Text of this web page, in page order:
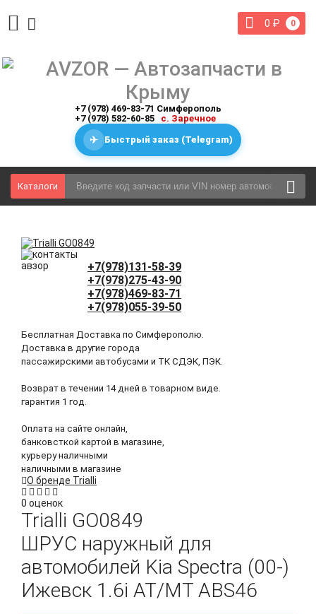
0 ₽ 0
+7 (978) 469-83-71 Симферополь
+7 (978) 582-60-85
с. Заречное
✈ Быстрый заказ (Telegram)
Каталоги
+7(978)131-58-39
+7(978)275-43-90
+7(978)469-83-71
+7(978)055-39-50
Бесплатная Доставка по Симферополю.
Доставка в другие города
пассажирскими автобусами и ТК СДЭК, ПЭК.
Возврат в течении 14 дней в товарном виде.
гарантия 1 год.
Оплата на сайте онлайн,
банковсткой картой в магазине,
курьеру наличными
наличными в магазине
О бренде Trialli
0 оценок
Trialli GO0849
ШРУС наружный для
автомобилей Kia Spectra (00-)
Ижевск 1.6i AT/MT ABS46